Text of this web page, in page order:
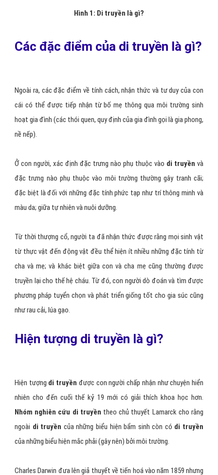
Hình 1: Di truyền là gì?
Các đặc điểm của di truyền là gì?
Ngoài ra, các đặc điểm về tính cách, nhận thức và tư duy của con
cái có thể được tiếp nhận từ bố mẹ thông qua môi trường sinh
hoạt gia đình (các thói quen, quy định của gia đình gọi là gia phong,
nề nếp).
Ở con người, xác định đặc trưng nào phụ thuộc vào di truyền và
đặc trưng nào phụ thuộc vào môi trường thường gây tranh cãi;
đặc biệt là đối với những đặc tính phức tạp như trí thông minh và
màu da; giữa tự nhiên và nuôi dưỡng.
Từ thời thượng cổ, người ta đã nhận thức được rằng mọi sinh vật
từ thực vật đến động vật đều thể hiện ít nhiều những đặc tính từ
cha và mẹ; và khác biệt giữa con và cha mẹ cũng thường được
truyền lại cho thế hệ cháu. Từ đó, con người dò đoán và tìm được
phương pháp tuyển chọn và phát triển giống tốt cho gia súc cũng
như rau cải, lúa gạo.
Hiện tượng di truyền là gì?
Hiện tượng di truyền được con người chấp nhận như chuyện hiển
nhiên cho đến cuối thế kỷ 19 mới có giải thích khoa học hơn.
Nhóm nghiên cứu di truyền theo chủ thuyết Lamarck cho rằng
ngoài di truyền của những biểu hiện bẩm sinh còn có di truyền
của những biểu hiện mắc phải (gây nên) bởi môi trường.
Charles Darwin đưa lên giả thuyết về tiến hoá vào năm 1859 nhưng